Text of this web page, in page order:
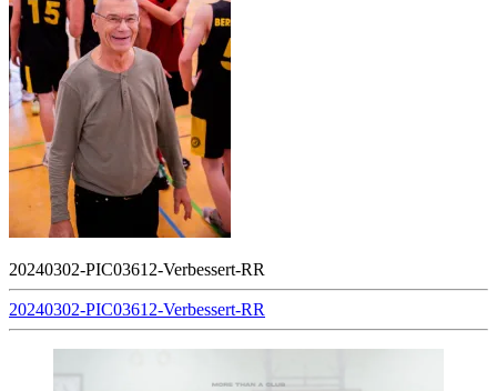
20240302-PIC03612-Verbessert-RR
Beitragsnavigation
20240302-PIC03612-Verbessert-RR